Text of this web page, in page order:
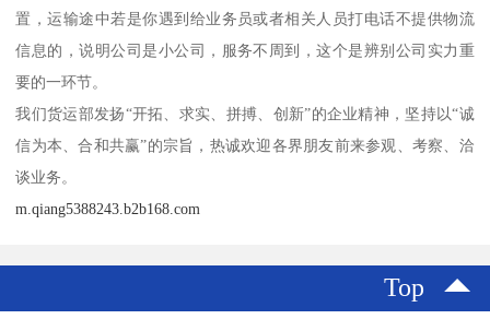
置，运输途中若是你遇到给业务员或者相关人员打电话不提供物流
信息的，说明公司是小公司，服务不周到，这个是辨别公司实力重
要的一环节。
我们货运部发扬“开拓、求实、拼搏、创新”的企业精神，坚持以“诚
信为本、合和共赢”的宗旨，热诚欢迎各界朋友前来参观、考察、洽
谈业务。
m.qiang5388243.b2b168.com
Top